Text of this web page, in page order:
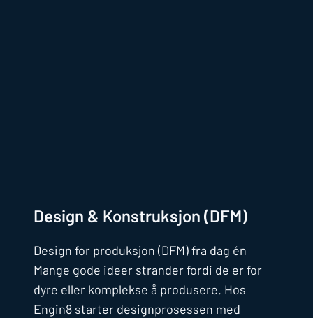
Design & Konstruksjon (DFM)
Design for produksjon (DFM) fra dag én
Mange gode ideer strander fordi de er for
dyre eller komplekse å produsere. Hos
Engin8 starter designprosessen med